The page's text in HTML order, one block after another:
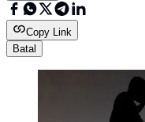
Copy Link
Batal